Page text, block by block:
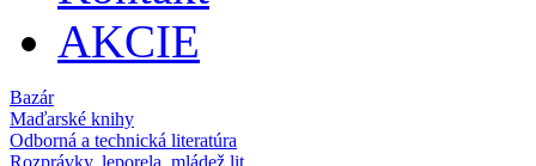
AKCIE
Bazár
Maďarské knihy
Odborná a technická literatúra
Rozprávky, leporela, mládež.lit.